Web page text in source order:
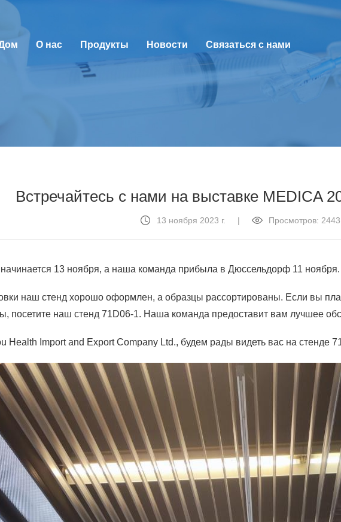
О нас Продукты Новости Связаться с нами
Встречайтесь с нами на выставке MEDICA
13 ноября 2023 г. | Просмотров: 2443
13 ноября, а наша команда прибыла в Дюссельдорф 11 ноября.
наш стенд хорошо оформлен, а образцы рассортированы. Если вы
посетите наш стенд 71D06-1. Наша команда предоставит вам лучшее
Health Import and Export Company Ltd., будем рады видеть вас на стенде